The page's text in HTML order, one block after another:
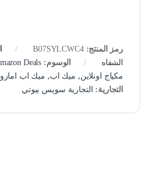
رمز المنتج:B07SYLCWC4
الشفاه
الوسوم: Deals
مكياج اونلاين, ميك اب, ميك اب
التجارية: التجارية سويس بيوتي